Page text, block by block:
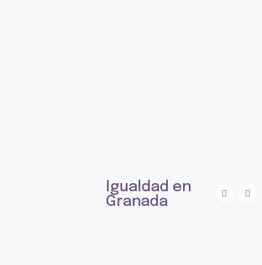
Igualdad en
Granada